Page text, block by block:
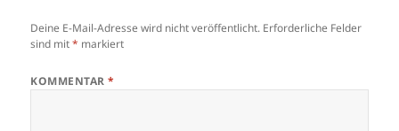
Deine E-Mail-Adresse wird nicht veröffentlicht. Erforderliche Felder
sind mit* markiert
KOMMENTAR*